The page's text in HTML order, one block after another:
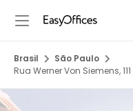
Brasil
São Paulo